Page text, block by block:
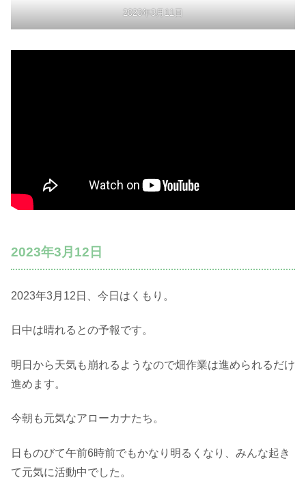
2023年3月11日
2023年3月12日
2023年3月12日、今日はくもり。
日中は晴れるとの予報です。
明日から天気も崩れるようなので畑作業は進められるだけ
進めます。
今朝も元気なアローカナたち。
日ものびて午前6時前でもかなり明るくなり、みんな起き
て元気に活動中でした。